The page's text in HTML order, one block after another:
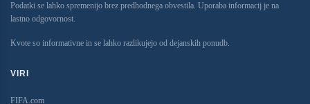
Podatki se lahko spremenijo brez predhodnega obvestila. Uporaba informacij je na
lastno odgovornost.
Kvote so informativne in se lahko razlikujejo od dejanskih ponudb.
VIRI
FIFA.com